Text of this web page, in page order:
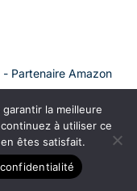
Partenaire Amazon
la meilleure
à utiliser ce
êtes satisfait.